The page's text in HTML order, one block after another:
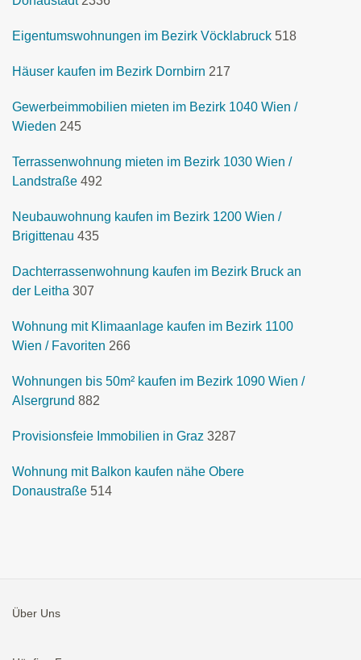
Eigentumswohnungen im Bezirk Vöcklabruck 518
Häuser kaufen im Bezirk Dornbirn 217
Gewerbeimmobilien mieten im Bezirk 1040 Wien /
Wieden 245
Terrassenwohnung mieten im Bezirk 1030 Wien /
Landstraße 492
Neubauwohnung kaufen im Bezirk 1200 Wien /
Brigittenau 435
Dachterrassenwohnung kaufen im Bezirk Bruck an
der Leitha 307
Wohnung mit Klimaanlage kaufen im Bezirk 1100
Wien / Favoriten 266
Wohnungen bis 50m² kaufen im Bezirk 1090 Wien /
Alsergrund 882
Provisionsfeie Immobilien in Graz 3287
Wohnung mit Balkon kaufen nähe Obere
Donaustraße 514
Über Uns